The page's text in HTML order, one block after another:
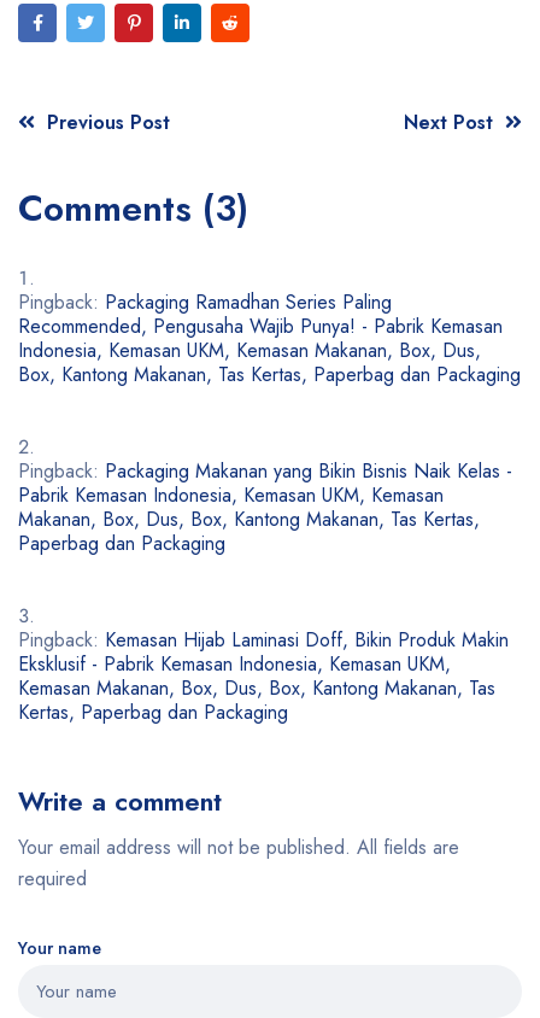
Previous Post Next Post
Comments (3)
Pingback: Packaging Ramadhan Series Paling
Recommended, Pengusaha Wajib Punya! - Pabrik Kemasan
Indonesia, Kemasan UKM, Kemasan Makanan, Box, Dus,
Box, Kantong Makanan, Tas Kertas, Paperbag dan Packaging
Pingback: Packaging Makanan yang Bikin Bisnis Naik Kelas -
Pabrik Kemasan Indonesia, Kemasan UKM, Kemasan
Makanan, Box, Dus, Box, Kantong Makanan, Tas Kertas,
Paperbag dan Packaging
Pingback: Kemasan Hijab Laminasi Doff, Bikin Produk Makin
Eksklusif - Pabrik Kemasan Indonesia, Kemasan UKM,
Kemasan Makanan, Box, Dus, Box, Kantong Makanan, Tas
Kertas, Paperbag dan Packaging
Write a comment
Your email address will not be published. All fields are
required
Your name